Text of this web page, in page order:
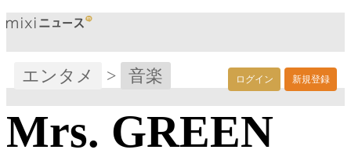
ログイン 新規登録
エンタメ > 音楽
Mrs. GREEN